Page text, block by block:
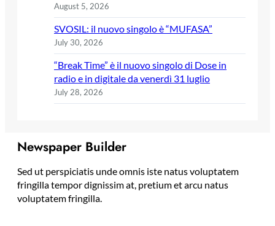
August 5, 2026
SVOSIL: il nuovo singolo è “MUFASA”
July 30, 2026
“Break Time” è il nuovo singolo di Dose in
radio e in digitale da venerdì 31 luglio
July 28, 2026
Newspaper Builder
Sed ut perspiciatis unde omnis iste natus voluptatem
fringilla tempor dignissim at, pretium et arcu natus
voluptatem fringilla.